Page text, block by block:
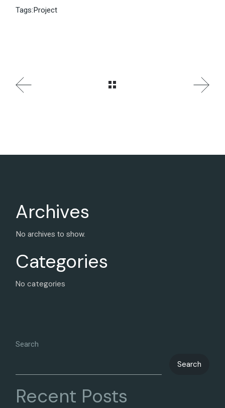
Tags:Project
Archives
No archives to show.
Categories
No categories
Search
Search
Recent Posts